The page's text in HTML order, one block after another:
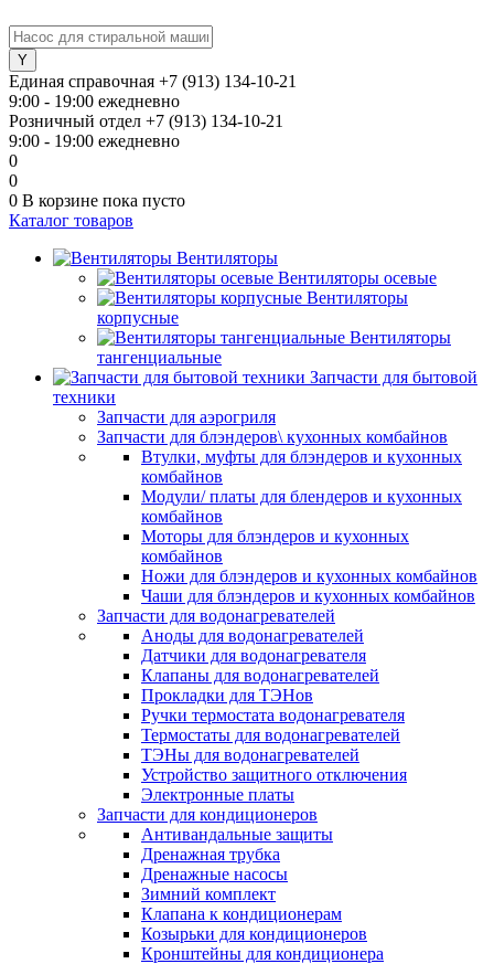
Единая справочная +7 (913) 134-10-21
9:00 - 19:00 ежедневно
Розничный отдел +7 (913) 134-10-21
9:00 - 19:00 ежедневно
0
0
0 В корзине пока пусто
Каталог товаров
Вентиляторы
Вентиляторы осевые
Вентиляторы
корпусные
Вентиляторы
тангенциальные
Запчасти для бытовой
техники
Запчасти для аэрогриля
Запчасти для блэндеров\ кухонных комбайнов
Втулки, муфты для блэндеров и кухонных
комбайнов
Модули/ платы для блендеров и кухонных
комбайнов
Моторы для блэндеров и кухонных
комбайнов
Ножи для блэндеров и кухонных комбайнов
Чаши для блэндеров и кухонных комбайнов
Запчасти для водонагревателей
Аноды для водонагревателей
Датчики для водонагревателя
Клапаны для водонагревателей
Прокладки для ТЭНов
Ручки термостата водонагревателя
Термостаты для водонагревателей
ТЭНы для водонагревателей
Устройство защитного отключения
Электронные платы
Запчасти для кондиционеров
Антивандальные защиты
Дренажная трубка
Дренажные насосы
Зимний комплект
Клапана к кондиционерам
Козырьки для кондиционеров
Кронштейны для кондиционера